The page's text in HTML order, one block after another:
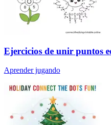
Ejercicios de unir puntos
Aprender jugando